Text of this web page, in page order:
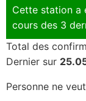
Cette station a
cours des 3
Total des
Dernier sur
Personne ne